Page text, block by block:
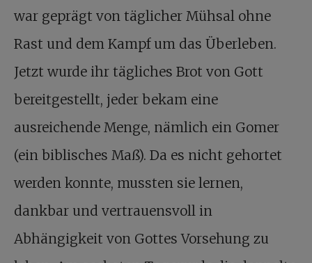
war geprägt von täglicher Mühsal ohne
Rast und dem Kampf um das Überleben.
Jetzt wurde ihr tägliches Brot von Gott
bereitgestellt, jeder bekam eine
ausreichende Menge, nämlich ein Gomer
(ein biblisches Maß). Da es nicht gehortet
werden konnte, mussten sie lernen,
dankbar und vertrauensvoll in
Abhängigkeit von Gottes Vorsehung zu